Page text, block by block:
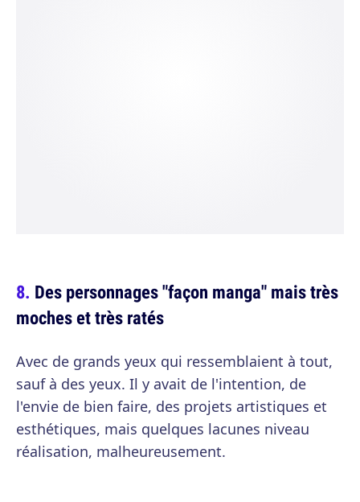
Des personnages "façon manga" mais très
moches et très ratés
Avec de grands yeux qui ressemblaient à tout,
sauf à des yeux. Il y avait de l'intention, de
l'envie de bien faire, des projets artistiques et
esthétiques, mais quelques lacunes niveau
réalisation, malheureusement.